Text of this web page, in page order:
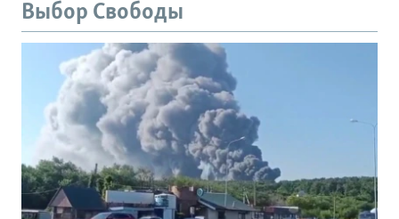
Выбор Свободы